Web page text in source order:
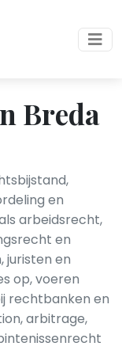
Breda
en
arbeidsrecht,
en
juristen en
op, voeren
rechtbanken en
arbitrage,